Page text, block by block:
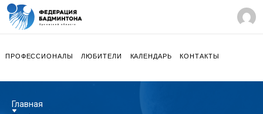
ПРОФЕССИОНАЛЫ ЛЮБИТЕЛИ КАЛЕНДАРЬ КОНТАКТЫ
Главная